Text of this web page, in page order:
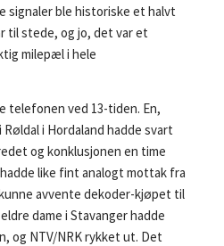
signaler ble historiske et halvt
til stede, og jo, det var et
milepæl i hele
telefonen ved 13-tiden. En,
i Hordaland hadde svart
og konklusjonen en time
like fint analogt mottak fra
avvente dekoder-kjøpet til
dame i Stavanger hadde
og NTV/NRK rykket ut. Det